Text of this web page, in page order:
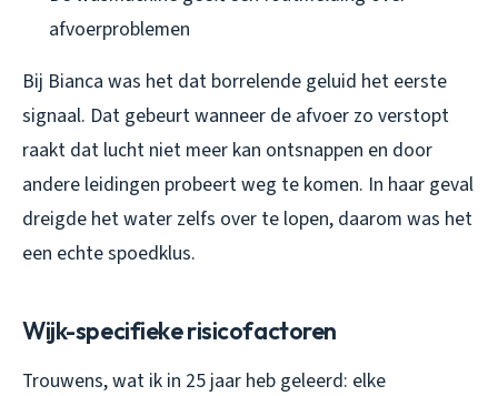
afvoerproblemen
Bij Bianca was het dat borrelende geluid het eerste
signaal. Dat gebeurt wanneer de afvoer zo verstopt
raakt dat lucht niet meer kan ontsnappen en door
andere leidingen probeert weg te komen. In haar geval
dreigde het water zelfs over te lopen, daarom was het
een echte spoedklus.
Wijk-specifieke risicofactoren
Trouwens, wat ik in 25 jaar heb geleerd: elke